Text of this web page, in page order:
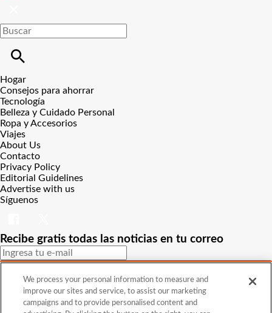
Hogar
Consejos para ahorrar
Tecnología
Belleza y Cuidado Personal
Ropa y Accesorios
Viajes
About Us
Contacto
Privacy Policy
Editorial Guidelines
Advertise with us
Síguenos
Recibe gratis todas las noticias en tu correo
SUSCRIBIRME
Este sitio está protegido por reCAPTCHA y Google
privacidady Se aplican lasCondiciones de servicio
We process your personal information to measure and
improve our sites and service, to assist our marketing
campaigns and to provide personalised content and